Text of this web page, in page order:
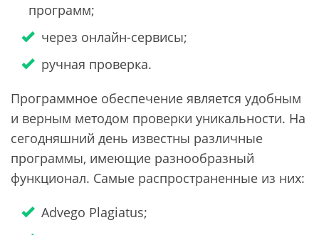
программ;
через онлайн-сервисы;
ручная проверка.
Программное обеспечение является удобным
и верным методом проверки уникальности. На
сегодняшний день известны различные
программы, имеющие разнообразный
функционал. Самые распространенные из них:
Advego Plagiatus;